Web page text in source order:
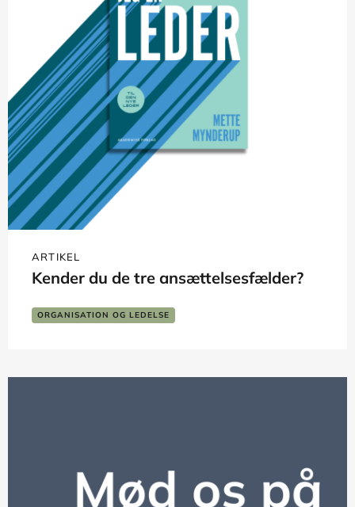
ARTIKEL
Kender du de tre ansættelsesfælder?
ORGANISATION OG LEDELSE